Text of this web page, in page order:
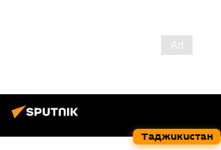
Таджикистан